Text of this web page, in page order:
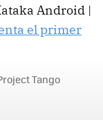
Android |
el primer
Tango